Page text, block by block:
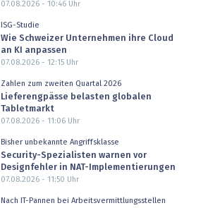
07.08.2026 - 10:46Uhr
ISG-Studie
Wie Schweizer Unternehmen ihre Cloud
an KI anpassen
07.08.2026 - 12:15Uhr
Zahlen zum zweiten Quartal 2026
Lieferengpässe belasten globalen
Tabletmarkt
07.08.2026 - 11:06Uhr
Bisher unbekannte Angriffsklasse
Security-Spezialisten warnen vor
Designfehler in NAT-Implementierungen
07.08.2026 - 11:50 Uhr
Nach IT-Pannen bei Arbeitsvermittlungsstellen